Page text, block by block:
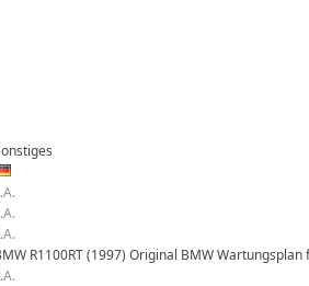
R1100RT (1997) Original BMW Wartungsplan